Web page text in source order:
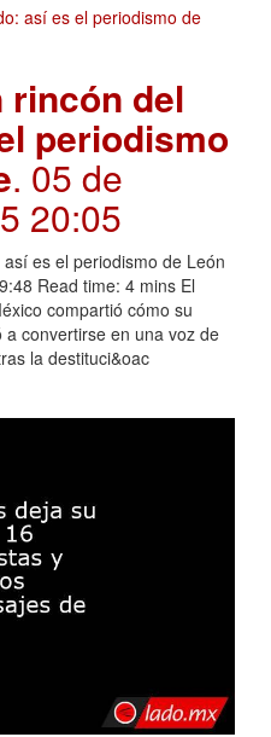
rincón del
periodismo
. 05 de
20:05
es el periodismo de León
Read time: 4 mins El
compartió cómo su
convertirse en una voz de
la destituci&oac